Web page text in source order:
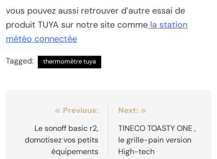
vous pouvez aussi retrouver d’autre essai de
produit TUYA sur notre site comme la station
météo connectée
Tagged: thermomètre tuya
Navigation
l’article
Previous:
Le sonoff basic r2,
domotisez vos petits
équipements
Next:
TINECO TOASTY ONE ,
le grille-pain version
High-tech